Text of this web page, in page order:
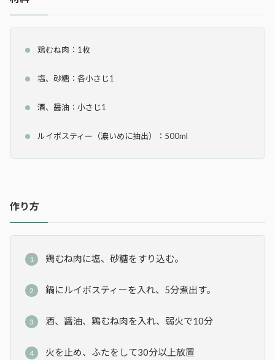
鶏むね肉：1枚
塩、砂糖：各小さじ1
酒、醤油：小さじ1
ルイボスティー（濃いめに抽出）：500ml
作り方
鶏むね肉に塩、砂糖をすり込む。
鍋にルイボスティーを入れ、5分煮出す。
酒、醤油、鶏むね肉を入れ、弱火で10分
火を止め、ふたをして30分以上放置